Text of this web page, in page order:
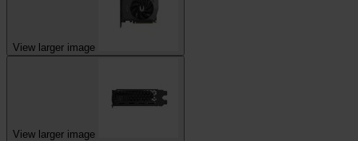
View larger image
View larger image